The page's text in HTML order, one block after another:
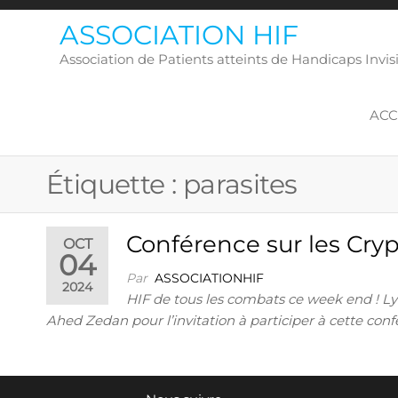
Skip
ASSOCIATION HIF
Association de Patients atteints de Handicaps
Étiquette : parasites
OCT
04
2024
Conférence sur les
Par ASSOCIATIONHIF
HIF de tous les combats ce week end !
Ahed Zedan pour l’invitation à participer à cette